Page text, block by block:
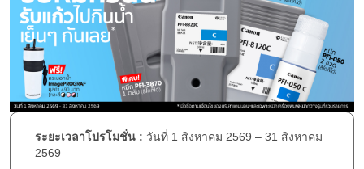
ระยะเวลาโปรโมชั่น : วันที่ 1 สิงหาคม 2569 – 31 สิงหาคม
2569